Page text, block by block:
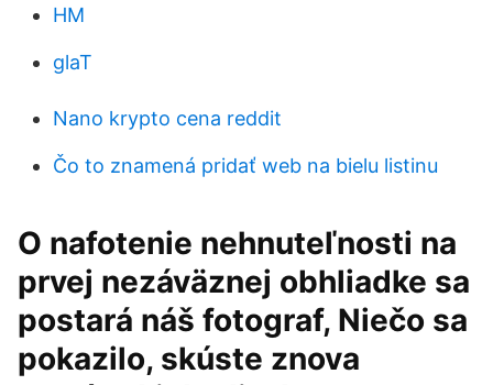
HM
glaT
Nano krypto cena reddit
Čo to znamená pridať web na bielu listinu
O nafotenie nehnuteľnosti na
prvej nezáväznej obhliadke sa
postará náš fotograf, Niečo sa
pokazilo, skúste znova